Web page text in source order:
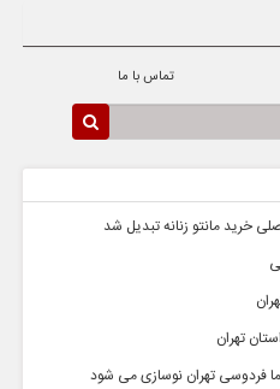
تماس با ما
خرید مانتو زنانه تبدیل شد
تهران
فردوسی تهران نوسازی می شود